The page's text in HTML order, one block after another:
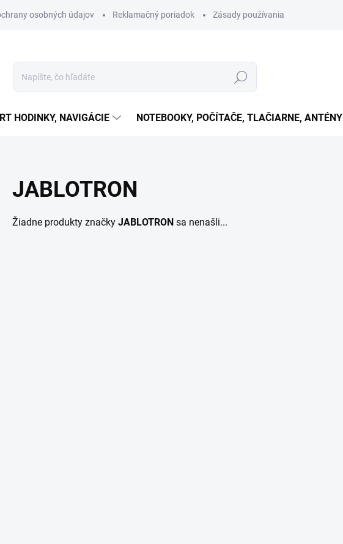
osobných údajov Reklamačný poriadok Zásady používania cookies
Hľadať
HODINKY, NAVIGÁCIE NOTEBOOKY, POČÍTAČE, TLAČIARNE, ANTÉNY
JABLOTRON
Žiadne produkty značky JABLOTRON sa nenašli...